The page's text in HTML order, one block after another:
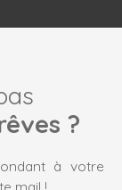
?
à votre